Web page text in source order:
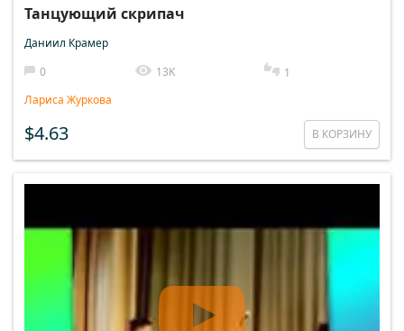
Танцующий скрипач
Даниил Крамер
0
13K
1
Лариса Журкова
$4.63 В КОРЗИНУ